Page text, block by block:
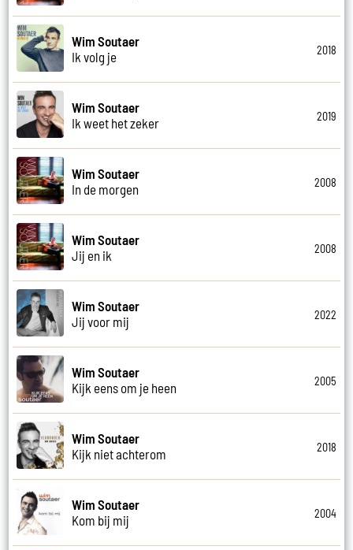
Wim Soutaer
Ik volg je
2018
Wim Soutaer
Ik weet het zeker
2019
Wim Soutaer
In de morgen
2008
Wim Soutaer
Jij en ik
2008
Wim Soutaer
Jij voor mij
2022
Wim Soutaer
Kijk eens om je heen
2005
Wim Soutaer
Kijk niet achterom
2018
Wim Soutaer
Kom bij mij
2004